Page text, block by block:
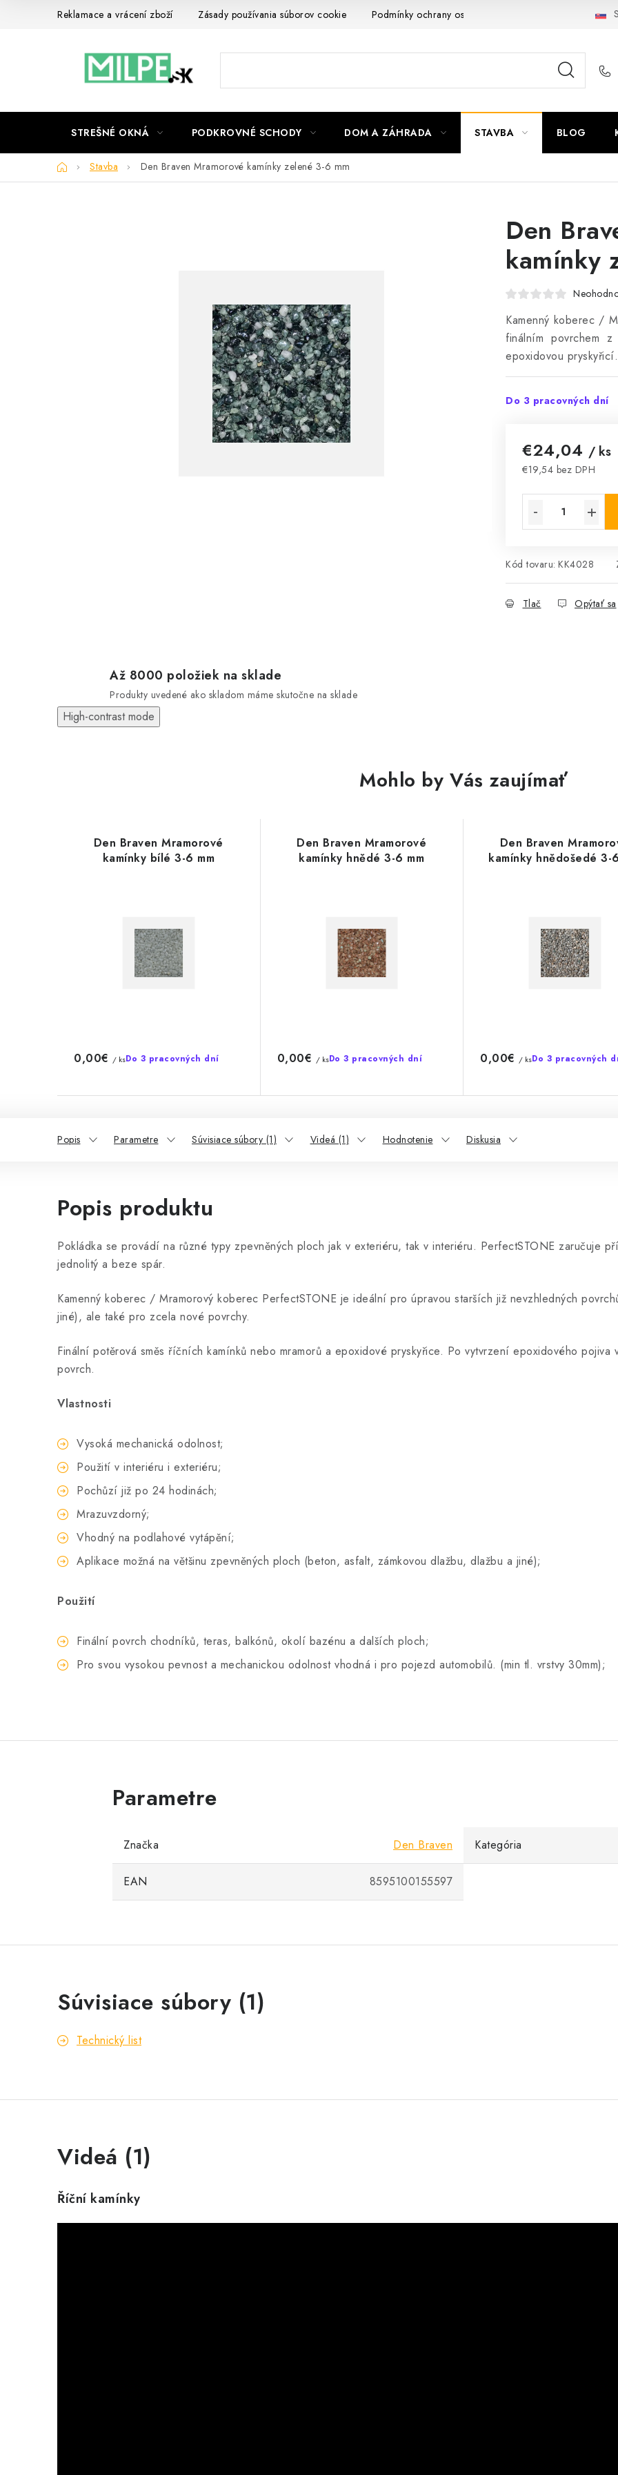
Reklamace a vrácení zboží Zásady používania súborov cookie Podmínky ochrany osobních údajů Obchodní
STREŠNÉ OKNÁ PODKROVNÉ SCHODY DOM A ZÁHRADA STAVBA BLOG
DomovStavba Den Braven Mramorové kamínky zelené 3-6 mm
Den
kamínky
Kamenný koberec /
finálním povrchem
epoxidovou pryskyřicí.
Do 3 pracovných dní
€24,04 / ks
€19,54 bez DPH
Kód tovaru: KK4028
Tlač Opýtať sa
Až 8000 položiek na sklade
Produkty uvedené ako skladom máme skutočne na sklade
High-contrast mode
Mohlo by Vás zaujímať
Den Braven Mramorové
kamínky bílé 3-6 mm
0,00€ / ksDo 3 pracovných dní
Den Braven Mramorové
kamínky hnědé 3-6 mm
0,00€ / ksDo 3 pracovných dní
Den Braven
kamínky hnědošedé 3-
0,00€ / ksDo 3 pracovných
Popis Parametre Súvisiace súbory (1) Videá (1) Hodnotenie Diskusia
Popis produktu
Pokládka se provádí na různé typy zpevněných ploch jak v exteriéru, tak v interiéru. PerfectSTONE zaručuje
jednolitý a beze spár.
Kamenný koberec / Mramorový koberec PerfectSTONE je ideální pro úpravou starších již nevzhledných
jiné), ale také pro zcela nové povrchy.
Finální potěrová směs říčních kamínků nebo mramorů a epoxidové pryskyřice. Po vytvrzení epoxidového
povrch.
Vlastnosti
Vysoká mechanická odolnost;
Použití v interiéru i exteriéru;
Pochůzí již po 24 hodinách;
Mrazuvzdorný;
Vhodný na podlahové vytápění;
Aplikace možná na většinu zpevněných ploch (beton, asfalt, zámkovou dlažbu, dlažbu a jiné);
Použití
Finální povrch chodníků, teras, balkónů, okolí bazénu a dalších ploch;
Pro svou vysokou pevnost a mechanickou odolnost vhodná i pro pojezd automobilů. (min tl. vrstvy 30mm);
Značka Den Braven Kategória
EAN 8595100155597
Súvisiace súbory (1)
Technický list
Videá (1)
Říční kamínky